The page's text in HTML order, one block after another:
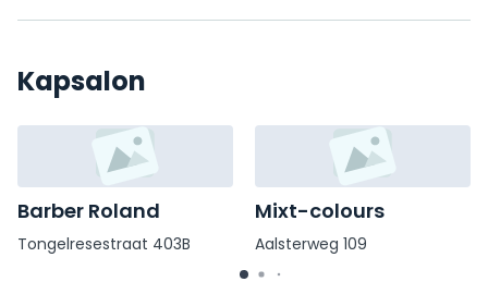
Kapsalon
Barber Roland
Tongelresestraat 403B
Mixt-colours
Aalsterweg 109